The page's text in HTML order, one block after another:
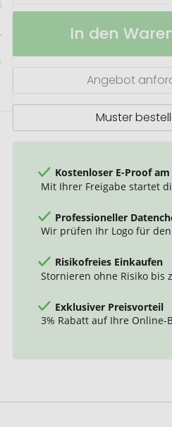
Ritter
Auf
In den
Angebot
Muster
Kostenloser E-Proof am
Mit Ihrer Freigabe startet
Professioneller
Wir prüfen Ihr Logo für
Risikofreies Einkaufen
Stornieren ohne Risiko bis
Exklusiver Preisvorteil
3% Rabatt auf Ihre Online-